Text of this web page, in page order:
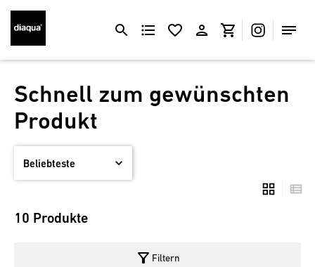
Schnell zum gewünschten
Produkt
10 Produkte
filter_alt Filtern